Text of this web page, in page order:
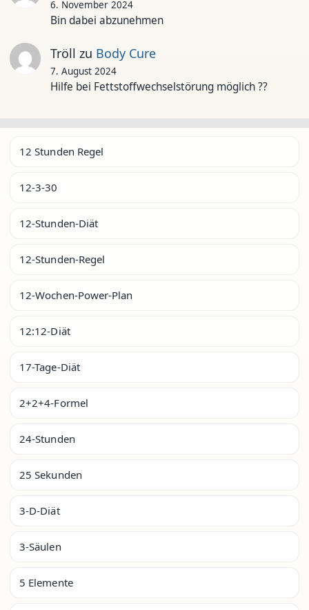
6. November 2024
Bin dabei abzunehmen
Tröll zu Body Cure
7. August 2024
Hilfe bei Fettstoffwechselstörung möglich ??
12 Stunden Regel
12-3-30
12-Stunden-Diät
12-Stunden-Regel
12-Wochen-Power-Plan
12:12-Diät
17-Tage-Diät
2+2+4-Formel
24-Stunden
25 Sekunden
3-D-Diät
3-Säulen
5 Elemente